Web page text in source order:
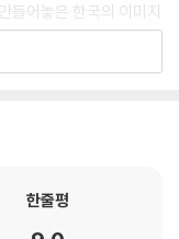
들어놓은 한국의 이미지
정체성을 재구성한다.
거대한 흐름 속에서 변
새롭게 이야기한다.
한줄평